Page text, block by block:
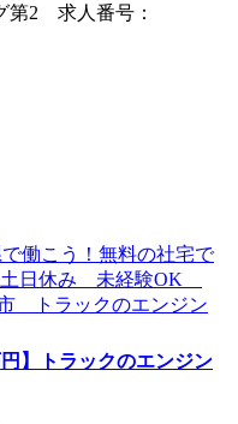
第2 求人番号：
】トラックのエンジン